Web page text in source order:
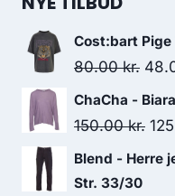
Cost:bart
80.00kr.
price
was:
ChaCha -
150.00kr.
Blend - Herre
Str. 33/30